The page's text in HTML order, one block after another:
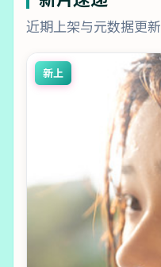
近期上架与元数据更新
新上